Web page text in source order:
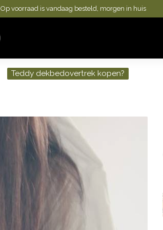
Op voorraad is vandaag besteld, morgen in huis
Teddy dekbedovertrek kopen?